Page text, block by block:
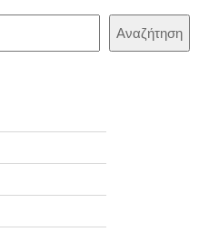
Αναζήτηση